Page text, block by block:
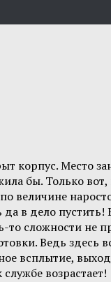
корпус. Место
бы. Только
величине
в дело
сложности не
Ведь
всплытие,
возрастает!